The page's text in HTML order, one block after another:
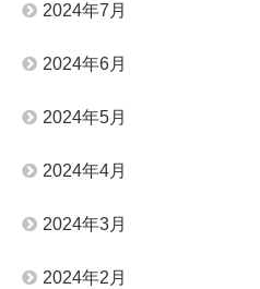
2024年7月
2024年6月
2024年5月
2024年4月
2024年3月
2024年2月